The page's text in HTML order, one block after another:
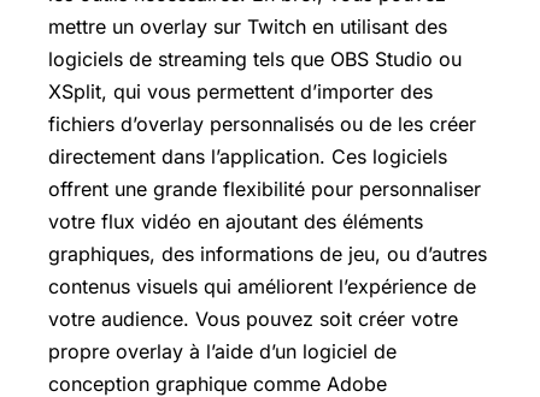
mettre un overlay sur Twitch en utilisant des
logiciels de streaming tels que OBS Studio ou
XSplit, qui vous permettent d’importer des
fichiers d’overlay personnalisés ou de les créer
directement dans l’application. Ces logiciels
offrent une grande flexibilité pour personnaliser
votre flux vidéo en ajoutant des éléments
graphiques, des informations de jeu, ou d’autres
contenus visuels qui améliorent l’expérience de
votre audience. Vous pouvez soit créer votre
propre overlay à l’aide d’un logiciel de
conception graphique comme Adobe